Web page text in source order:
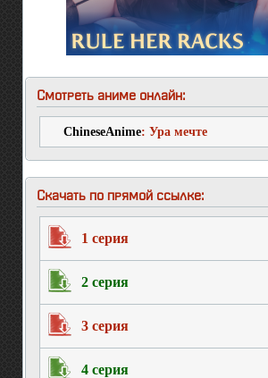
Смотреть аниме онлайн:
ChineseAnime: Ура мечте
Скачать по прямой ссылке:
1 серия
2 серия
3 серия
4 серия